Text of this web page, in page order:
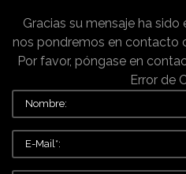
Gracias su mensaje ha
nos pondremos en contacto
Por favor, póngase en
Error de